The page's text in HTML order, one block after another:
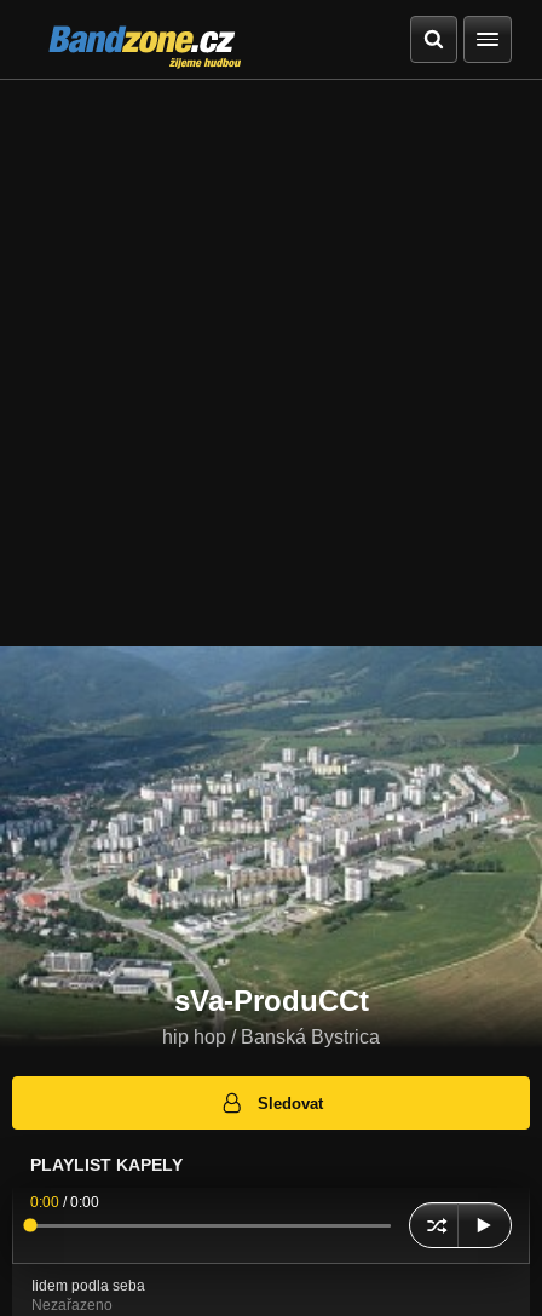
Bandzone.cz
žijeme hudbou
sVa-ProduCCt
hip hop / Banská Bystrica
Sledovat
PLAYLIST KAPELY
0:00 /0:00
Iidem podla seba
Nezařazeno